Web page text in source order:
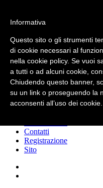
content
Dialogica
Conoscere lo
vendite
Menu
Contatti
Registrazione
Sito
Informativa
Questo sito o gli strumenti
di cookie necessari al
nella cookie policy. Se vuoi
a tutti o ad alcuni cookie,
Chiudendo questo banner,
su un link o proseguendo la
acconsenti all’uso dei cookie.